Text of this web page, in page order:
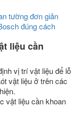
tường đơn giản
đúng cách
liệu cần
vị trí vật liệu để lỗ
vật liệu ở trên các
vật liệu cần khoan